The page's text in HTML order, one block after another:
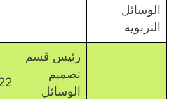
الوسائل
التربوية
رئيس قسم
تصميم
الوسائل